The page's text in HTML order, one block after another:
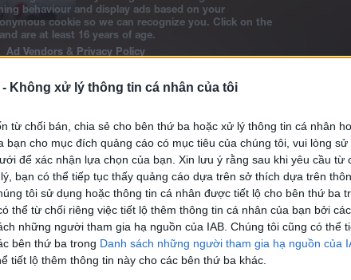
- Không xử lý thông tin cá nhân của tôi
từ chối bán, chia sẻ cho bên thứ ba hoặc xử lý thông tin cá nhân
bạn cho mục đích quảng cáo có mục tiêu của chúng tôi, vui lòng sử
để xác nhận lựa chọn của bạn. Xin lưu ý rằng sau khi yêu cầu từ
bạn có thể tiếp tục thấy quảng cáo dựa trên sở thích dựa trên
tôi sử dụng hoặc thông tin cá nhân được tiết lộ cho bên thứ ba
thể từ chối riêng việc tiết lộ thêm thông tin cá nhân của bạn bởi
những người tham gia hạ nguồn của IAB. Chúng tôi cũng có thể
bên thứ ba trong Danh sách những người tham gia hạ nguồn của
tiết lộ thêm thông tin này cho các bên thứ ba khác.
solitaire
Cách chơi Western Solitaire